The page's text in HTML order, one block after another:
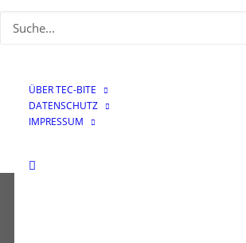
ÜBER TEC-BITE
DATENSCHUTZ
IMPRESSUM